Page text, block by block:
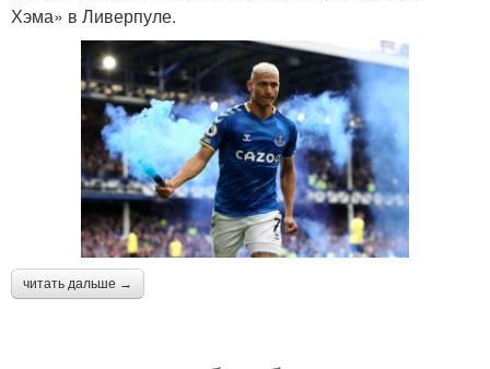
Хэма» в Ливерпуле.
читать дальше →